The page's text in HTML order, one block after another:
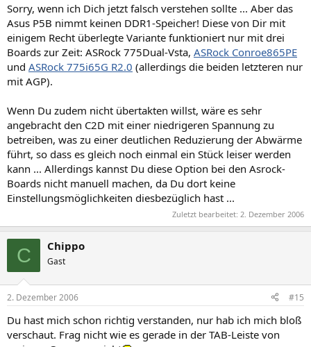
Sorry, wenn ich Dich jetzt falsch verstehen sollte ... Aber das
Asus P5B nimmt keinen DDR1-Speicher! Diese von Dir mit
einigem Recht überlegte Variante funktioniert nur mit drei
Boards zur Zeit: ASRock 775Dual-Vsta, ASRock Conroe865PE
und ASRock 775i65G R2.0 (allerdings die beiden letzteren nur
mit AGP).
Wenn Du zudem nicht übertakten willst, wäre es sehr
angebracht den C2D mit einer niedrigeren Spannung zu
betreiben, was zu einer deutlichen Reduzierung der Abwärme
führt, so dass es gleich noch einmal ein Stück leiser werden
kann ... Allerdings kannst Du diese Option bei den Asrock-
Boards nicht manuell machen, da Du dort keine
Einstellungsmöglichkeiten diesbezüglich hast ...
Zuletzt bearbeitet: 2. Dezember 2006
C Chippo
Gast
2. Dezember 2006 #15
Du hast mich schon richtig verstanden, nur hab ich mich bloß
verschaut. Frag nicht wie es gerade in der TAB-Leiste von